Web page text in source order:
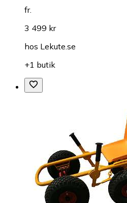
fr.
3 499 kr
hos Lekute.se
+1 butik